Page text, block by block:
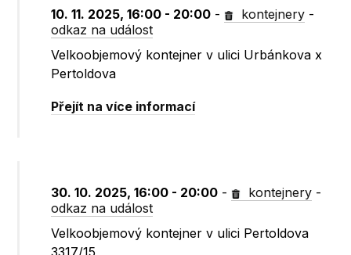
10. 11. 2025, 16:00 - 20:00 - kontejnery -
odkaz na událost
Velkoobjemový kontejner v ulici Urbánkova x
Pertoldova
Přejít na více informací
30. 10. 2025, 16:00 - 20:00 - kontejnery -
odkaz na událost
Velkoobjemový kontejner v ulici Pertoldova
3317/15